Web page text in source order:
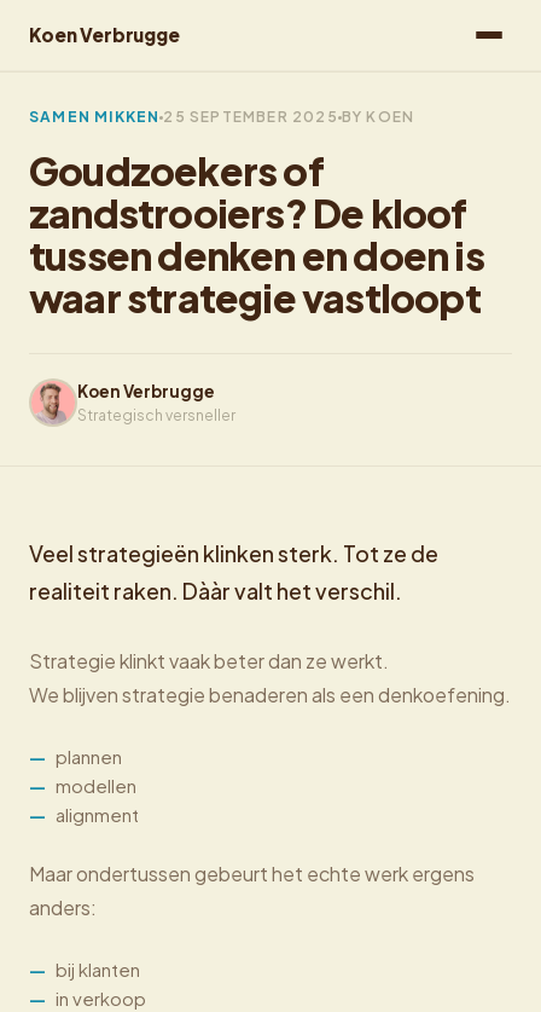
Koen Verbrugge
SAMEN MIKKEN 25 SEPTEMBER 2025 BY KOEN
Goudzoekers of
zandstrooiers? De kloof
tussen denken en doen is
waar strategie vastloopt
Koen Verbrugge
Strategisch versneller
Veel strategieën klinken sterk. Tot ze de
realiteit raken. Dààr valt het verschil.
Strategie klinkt vaak beter dan ze werkt.
We blijven strategie benaderen als een denkoefening.
plannen
modellen
alignment
Maar ondertussen gebeurt het echte werk ergens
anders:
bij klanten
in verkoop